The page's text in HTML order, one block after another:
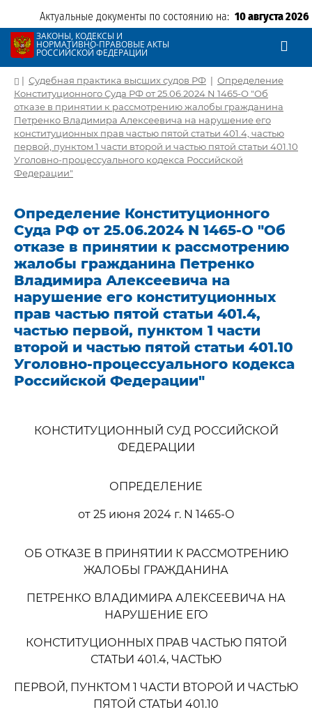
Актуальные документы по состоянию на: 10 августа 2026
ЗАКОНЫ, КОДЕКСЫ И
НОРМАТИВНО-ПРАВОВЫЕ АКТЫ
РОССИЙСКОЙ ФЕДЕРАЦИИ
| Судебная практика высших судов РФ | Определение
Конституционного Суда РФ от 25.06.2024 N 1465-О "Об
отказе в принятии к рассмотрению жалобы гражданина
Петренко Владимира Алексеевича на нарушение его
конституционных прав частью пятой статьи 401.4, частью
первой, пунктом 1 части второй и частью пятой статьи 401.10
Уголовно-процессуального кодекса Российской
Федерации"
Определение Конституционного
Суда РФ от 25.06.2024 N 1465-О "Об
отказе в принятии к рассмотрению
жалобы гражданина Петренко
Владимира Алексеевича на
нарушение его конституционных
прав частью пятой статьи 401.4,
частью первой, пунктом 1 части
второй и частью пятой статьи 401.10
Уголовно-процессуального кодекса
Российской Федерации"
КОНСТИТУЦИОННЫЙ СУД РОССИЙСКОЙ
ФЕДЕРАЦИИ
ОПРЕДЕЛЕНИЕ
от 25 июня 2024 г. N 1465-О
ОБ ОТКАЗЕ В ПРИНЯТИИ К РАССМОТРЕНИЮ
ЖАЛОБЫ ГРАЖДАНИНА
ПЕТРЕНКО ВЛАДИМИРА АЛЕКСЕЕВИЧА НА
НАРУШЕНИЕ ЕГО
КОНСТИТУЦИОННЫХ ПРАВ ЧАСТЬЮ ПЯТОЙ
СТАТЬИ 401.4, ЧАСТЬЮ
ПЕРВОЙ, ПУНКТОМ 1 ЧАСТИ ВТОРОЙ И ЧАСТЬЮ
ПЯТОЙ СТАТЬИ 401.10